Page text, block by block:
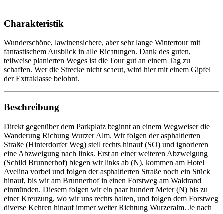
Charakteristik
Wunderschöne, lawinensichere, aber sehr lange Wintertour mit
fantastischem Ausblick in alle Richtungen. Dank des guten,
teilweise planierten Weges ist die Tour gut an einem Tag zu
schaffen. Wer die Strecke nicht scheut, wird hier mit einem Gipfel
der Extraklasse belohnt.
Beschreibung
Direkt gegenüber dem Parkplatz beginnt an einem Wegweiser die
Wanderung Richung Wurzer Alm. Wir folgen der asphaltierten
Straße (Hinterdorfer Weg) steil rechts hinauf (SO) und ignorieren
eine Abzweigung nach links. Erst an einer weiteren Abzweigung
(Schild Brunnerhof) biegen wir links ab (N), kommen am Hotel
Avelina vorbei und folgen der asphaltierten Straße noch ein Stück
hinauf, bis wir am Brunnerhof in einen Forstweg am Waldrand
einmünden. Diesem folgen wir ein paar hundert Meter (N) bis zu
einer Kreuzung, wo wir uns rechts halten, und folgen dem Forstweg
diverse Kehren hinauf immer weiter Richtung Wurzeralm. Je nach